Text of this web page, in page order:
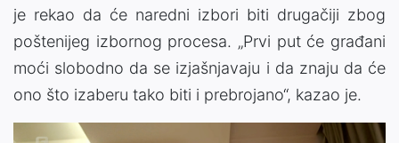
je rekao da će naredni izbori biti drugačiji zbog
poštenijeg izbornog procesa. „Prvi put će građani
moći slobodno da se izjašnjavaju i da znaju da će
ono što izaberu tako biti i prebrojano“, kazao je.